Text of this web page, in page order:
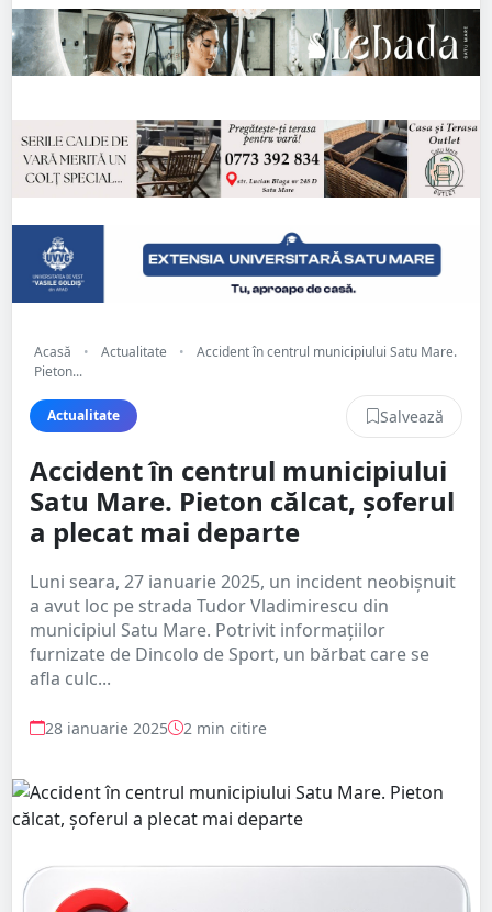
Acasă • Actualitate •
Accident în centrul municipiului Satu Mare.
Pieton...
Actualitate Salvează
Accident în centrul municipiului
Satu Mare. Pieton călcat, șoferul
a plecat mai departe
Luni seara, 27 ianuarie 2025, un incident neobișnuit
a avut loc pe strada Tudor Vladimirescu din
municipiul Satu Mare. Potrivit informațiilor
furnizate de Dincolo de Sport, un bărbat care se
afla culc...
28 ianuarie 2025 2 min citire